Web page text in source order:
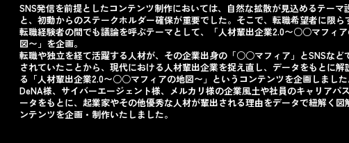
SNS発信を前提としたコンテンツ制作においては、自然な拡散が見込めるテーマ
と、初動からのステークホルダー確保が重要でした。そこで、転職希望者に限ら
転職経験者の間でも議論を呼ぶテーマとして、「人材輩出企業2.0〜○○マフィ
図〜」を企画。
転職や独立を経て活躍する人材が、その企業出身の「○○マフィア」とSNSなど
されていたことから、現代における人材輩出企業を捉え直し、データをもとに解
る「人材輩出企業2.0〜○○マフィアの地図〜」というコンテンツを企画しました
DeNA様、サイバーエージェント様、メルカリ様の企業風土や社員のキャリアパ
ータをもとに、起業家やその他優秀な人材が輩出される理由をデータで紐解く図
ンテンツを企画・制作いたしました。